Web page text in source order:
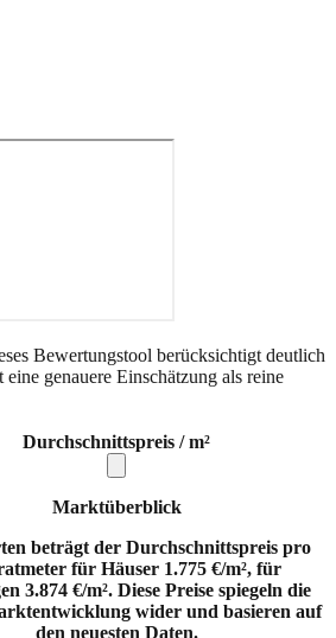
Bewertungstool berücksichtigt deutlich
genauere Einschätzung als reine
Durchschnittspreis / m²
Marktüberblick
beträgt der Durchschnittspreis pro
für Häuser 1.775 €/m², für
3.874 €/m². Diese Preise spiegeln die
wider und basieren auf
den neuesten Daten.